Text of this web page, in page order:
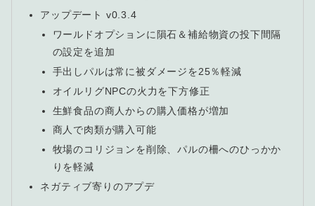
アップデート v0.3.4
ワールドオプションに隕石＆補給物資の投下間隔
の設定を追加
手出しパルは常に被ダメージを25％軽減
オイルリグNPCの火力を下方修正
生鮮食品の商人からの購入価格が増加
商人で肉類が購入可能
牧場のコリジョンを削除、パルの柵へのひっかか
りを軽減
ネガティブ寄りのアプデ